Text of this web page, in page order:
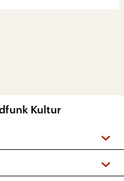
Kultur